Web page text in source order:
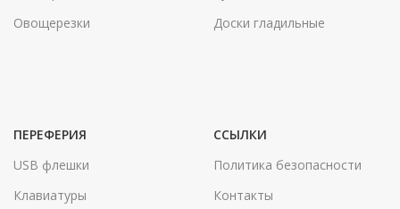
Овощерезки
Доски гладильные
ПЕРЕФЕРИЯ
USB флешки
Клавиатуры
ССЫЛКИ
Политика безопасности
Контакты